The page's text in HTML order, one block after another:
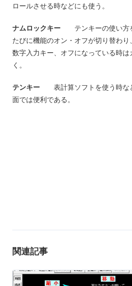
ロールさせる時などにも使う。
ナムロックキー テンキーの使い方
たびに機能のオン・オフが切り替わ
数字入力キー、オフになっている時
く。
テンキー 表計算ソフトを使う時な
面では便利である。
関連記事